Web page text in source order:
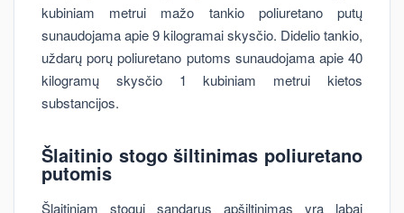
kubiniam metrui mažo tankio poliuretano putų
sunaudojama apie 9 kilogramai skysčio. Didelio tankio,
uždarų porų poliuretano putoms sunaudojama apie 40
kilogramų skysčio 1 kubiniam metrui kietos
substancijos.
Šlaitinio stogo šiltinimas poliuretano
putomis
Šlaitiniam stogui sandarus apšiltinimas yra labai